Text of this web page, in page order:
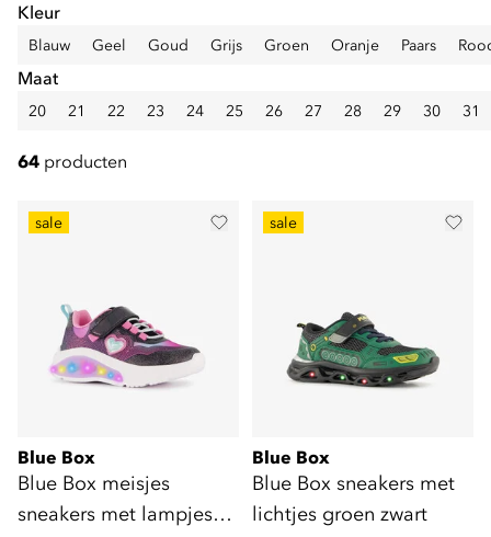
Kleur
Blauw Geel Goud Grijs Groen Oranje Paars
Maat
20 21 22 23 24 25 26 27 28 29 30 31
64 producten
sale
Blue Box
Blue Box meisjes
sneakers met lampjes
sale
Blue Box
Blue Box sneakers met
lichtjes groen zwart